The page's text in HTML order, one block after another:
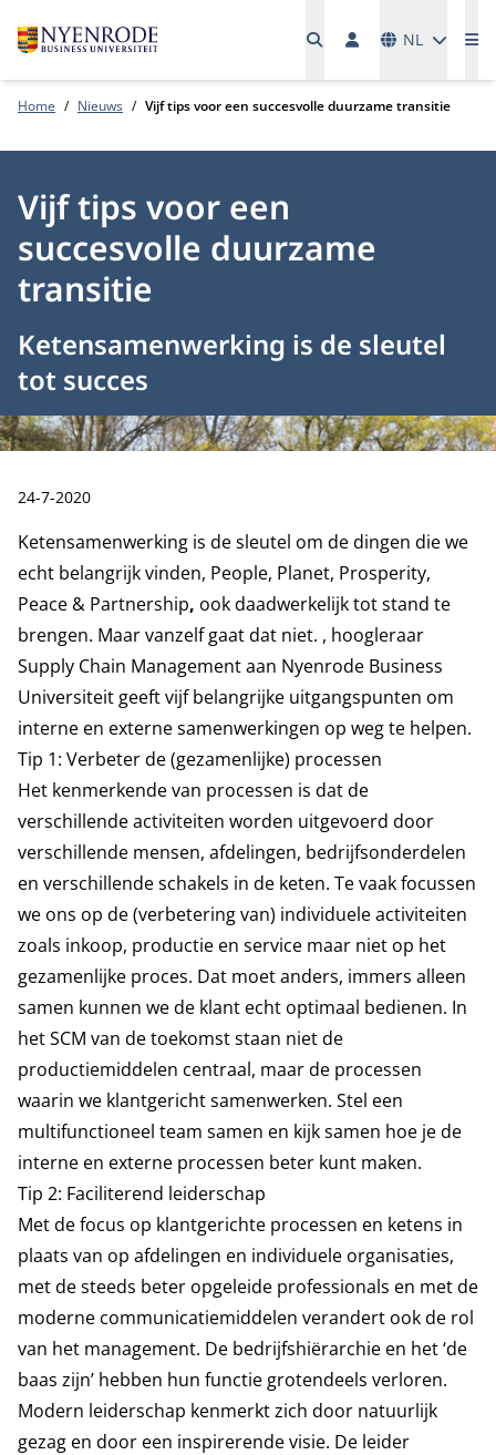
NL
Home Nieuws Vijf tips voor een succesvolle duurzame transitie
Vijf tips voor een
succesvolle duurzame
transitie
Ketensamenwerking is de sleutel
tot succes
Publicatiedatum:
24-7-2020
Ketensamenwerking is de sleutel om de dingen die we
echt belangrijk vinden, People, Planet, Prosperity,
Peace & Partnership, ook daadwerkelijk tot stand te
brengen. Maar vanzelf gaat dat niet. , hoogleraar
Supply Chain Management aan Nyenrode Business
Universiteit geeft vijf belangrijke uitgangspunten om
interne en externe samenwerkingen op weg te helpen.
Tip 1: Verbeter de (gezamenlijke) processen
Het kenmerkende van processen is dat de
verschillende activiteiten worden uitgevoerd door
verschillende mensen, afdelingen, bedrijfsonderdelen
en verschillende schakels in de keten. Te vaak focussen
we ons op de (verbetering van) individuele activiteiten
zoals inkoop, productie en service maar niet op het
gezamenlijke proces. Dat moet anders, immers alleen
samen kunnen we de klant echt optimaal bedienen. In
het SCM van de toekomst staan niet de
productiemiddelen centraal, maar de processen
waarin we klantgericht samenwerken. Stel een
multifunctioneel team samen en kijk samen hoe je de
interne en externe processen beter kunt maken.
Tip 2: Faciliterend leiderschap
Met de focus op klantgerichte processen en ketens in
plaats van op afdelingen en individuele organisaties,
met de steeds beter opgeleide professionals en met de
moderne communicatiemiddelen verandert ook de rol
van het management. De bedrijfshiërarchie en het ‘de
baas zijn’ hebben hun functie grotendeels verloren.
Modern leiderschap kenmerkt zich door natuurlijk
gezag en door een inspirerende visie. De leider